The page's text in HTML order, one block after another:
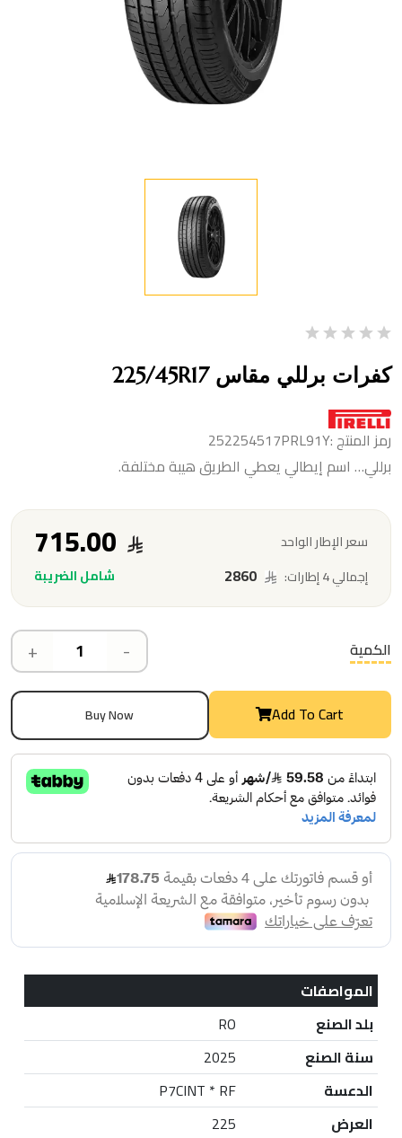
كفرات برللي مقاس 225/45R17
رمز المنتج :252254517PRL91Y
برللي… اسم إيطالي يعطي الطريق هيبة مختلفة.
سعر الإطار الواحد
شامل الضريبة
إجمالي 4 إطارات:
-
+ الكمية
Add To Cart
Buy Now
المواصفات
بلد الصنع
RO
سنة الصنع
2025
الدعسة
P7CINT * RF
العرض
225